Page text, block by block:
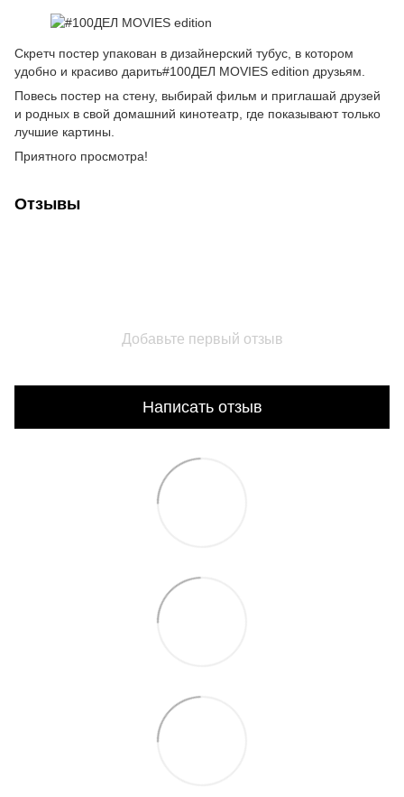
Скретч постер упакован в дизайнерский тубус, в котором
удобно и красиво дарить#100ДЕЛ MOVIES edition друзьям.
Повесь постер на стену, выбирай фильм и приглашай друзей
и родных в свой домашний кинотеатр, где показывают только
лучшие картины.
Приятного просмотра!
Отзывы
Добавьте первый отзыв
Написать отзыв